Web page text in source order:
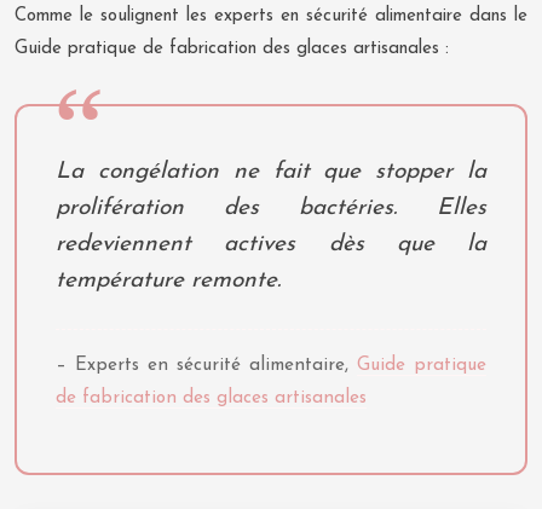
Comme le soulignent les experts en sécurité alimentaire dans le
Guide pratique de fabrication des glaces artisanales :
La congélation ne fait que stopper la
prolifération des bactéries. Elles
redeviennent actives dès que la
température remonte.
– Experts en sécurité alimentaire, Guide pratique
de fabrication des glaces artisanales